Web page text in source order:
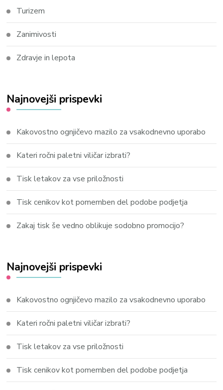
Turizem
Zanimivosti
Zdravje in lepota
Najnovejši prispevki
Kakovostno ognjičevo mazilo za vsakodnevno uporabo
Kateri ročni paletni viličar izbrati?
Tisk letakov za vse priložnosti
Tisk cenikov kot pomemben del podobe podjetja
Zakaj tisk še vedno oblikuje sodobno promocijo?
Najnovejši prispevki
Kakovostno ognjičevo mazilo za vsakodnevno uporabo
Kateri ročni paletni viličar izbrati?
Tisk letakov za vse priložnosti
Tisk cenikov kot pomemben del podobe podjetja